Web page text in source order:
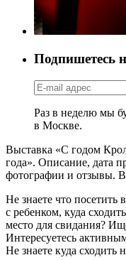
Подпишетесь
Раз в неделю мы
в Москве.
Выставка «С годом
года». Описание, дата
фотографии и отзывы.
Не знаете что посетить
с ребенком, куда
место для свидания?
Интересуетесь
Не знаете куда сходить